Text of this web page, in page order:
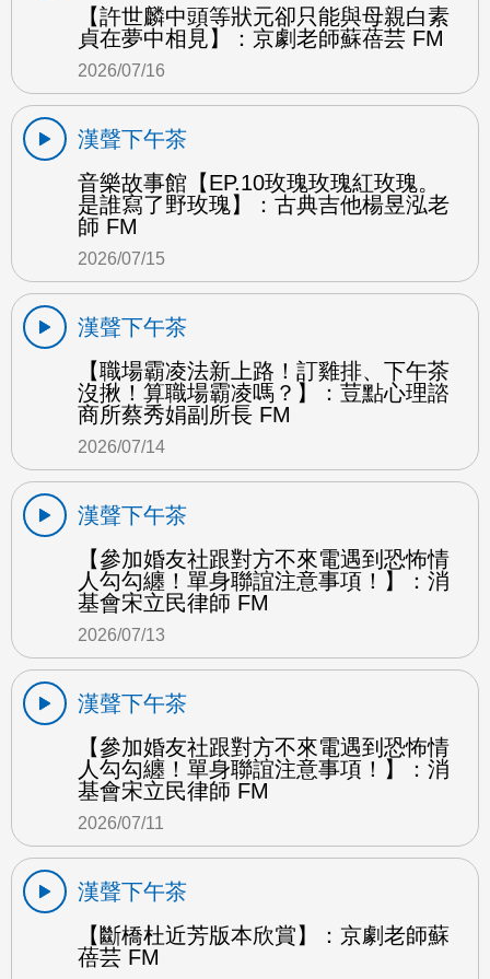
【許世麟中頭等狀元卻只能與母親白素
貞在夢中相見】：京劇老師蘇蓓芸 FM
2026/07/16
漢聲下午茶
音樂故事館【EP.10玫瑰玫瑰紅玫瑰。
是誰寫了野玫瑰】：古典吉他楊昱泓老
師 FM
2026/07/15
漢聲下午茶
【職場霸凌法新上路！訂雞排、下午茶
沒揪！算職場霸凌嗎？】：荳點心理諮
商所蔡秀娟副所長 FM
2026/07/14
漢聲下午茶
【參加婚友社跟對方不來電遇到恐怖情
人勾勾纏！單身聯誼注意事項！】：消
基會宋立民律師 FM
2026/07/13
漢聲下午茶
【參加婚友社跟對方不來電遇到恐怖情
人勾勾纏！單身聯誼注意事項！】：消
基會宋立民律師 FM
2026/07/11
漢聲下午茶
【斷橋杜近芳版本欣賞】：京劇老師蘇
蓓芸 FM